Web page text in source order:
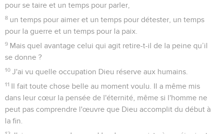
pour se taire et un temps pour parler,
8 un temps pour aimer et un temps pour détester, un temps
pour la guerre et un temps pour la paix.
9 Mais quel avantage celui qui agit retire-t-il de la peine qu’il
se donne ?
10 J'ai vu quelle occupation Dieu réserve aux humains.
11 Il fait toute chose belle au moment voulu. Il a même mis
dans leur cœur la pensée de l'éternité, même si l'homme ne
peut pas comprendre l'œuvre que Dieu accomplit du début à
la fin.